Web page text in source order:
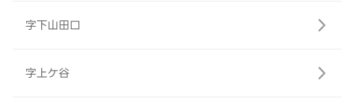
字下山田口
字上ケ谷